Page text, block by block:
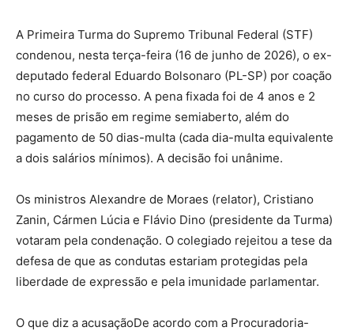
A Primeira Turma do Supremo Tribunal Federal (STF)
condenou, nesta terça-feira (16 de junho de 2026), o ex-
deputado federal Eduardo Bolsonaro (PL-SP) por coação
no curso do processo. A pena fixada foi de 4 anos e 2
meses de prisão em regime semiaberto, além do
pagamento de 50 dias-multa (cada dia-multa equivalente
a dois salários mínimos). A decisão foi unânime.
Os ministros Alexandre de Moraes (relator), Cristiano
Zanin, Cármen Lúcia e Flávio Dino (presidente da Turma)
votaram pela condenação. O colegiado rejeitou a tese da
defesa de que as condutas estariam protegidas pela
liberdade de expressão e pela imunidade parlamentar.
O que diz a acusaçãoDe acordo com a Procuradoria-